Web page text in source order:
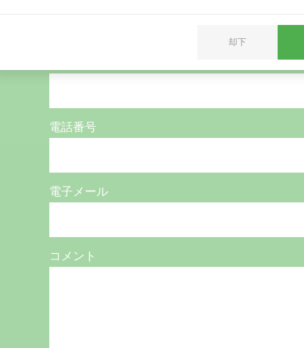
電話番号
電子メール
コメント
却下